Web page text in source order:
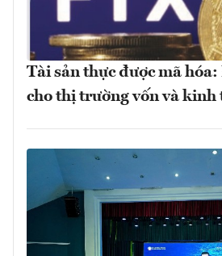
Tài sản thực được mã
cho thị trường vốn và kinh